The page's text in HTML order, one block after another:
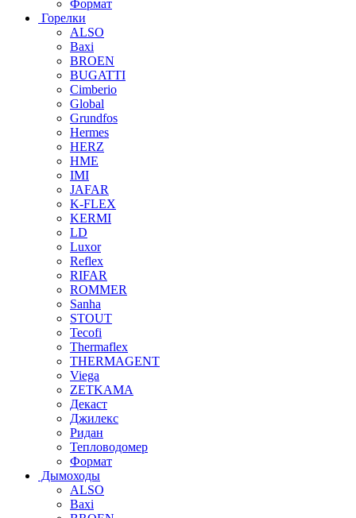
Формат
Горелки
ALSO
Baxi
BROEN
BUGATTI
Cimberio
Global
Grundfos
Hermes
HERZ
HME
IMI
JAFAR
K-FLEX
KERMI
LD
Luxor
Reflex
RIFAR
ROMMER
Sanha
STOUT
Tecofi
Thermaflex
THERMAGENT
Viega
ZETKAMA
Декаст
Джилекс
Ридан
Тепловодомер
Формат
Дымоходы
ALSO
Baxi